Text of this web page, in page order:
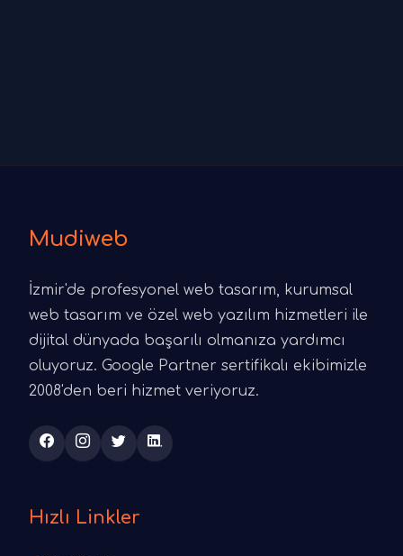
Mudiweb
İzmir'de profesyonel web tasarım, kurumsal
web tasarım ve özel web yazılım hizmetleri ile
dijital dünyada başarılı olmanıza yardımcı
oluyoruz. Google Partner sertifikalı ekibimizle
2008'den beri hizmet veriyoruz.
Hızlı Linkler